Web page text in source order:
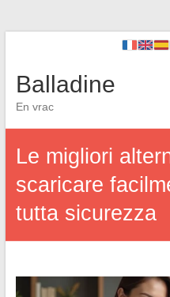
Balladine
En vrac
Le migliori
scaricare
tutta sicurezza